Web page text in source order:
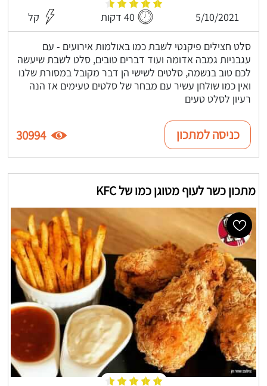
5/10/2021 40 דקות קל
סלט חצילים פיקנטי לשבת כמו באולמות אירועים - עם
עגבניות גמבה אדומה ועוד דברים טובים, סלט לשבת שיעשה
לכם טוב בנשמה, סלטים לשישי הן דבר מקובל במסורת שלנו
ואין כמו שולחן עשיר עם מבחר של סלטים טעימים אז הנה
רעיון לסלט טעים
כניסה למתכון 30994
מתכון כשר לעוף מטוגן כמו של KFC